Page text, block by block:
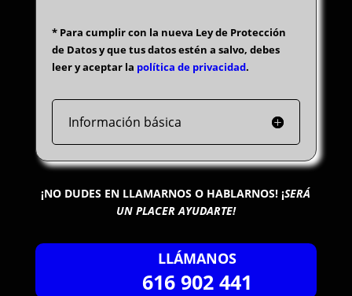
* Para cumplir con la nueva Ley de Protección
de Datos y que tus datos estén a salvo, debes
leer y aceptar la política de privacidad.
Información básica
¡NO DUDES EN LLAMARNOS O HABLARNOS!¡SERÁ
UN PLACER AYUDARTE!
LLÁMANOS
616 902 441